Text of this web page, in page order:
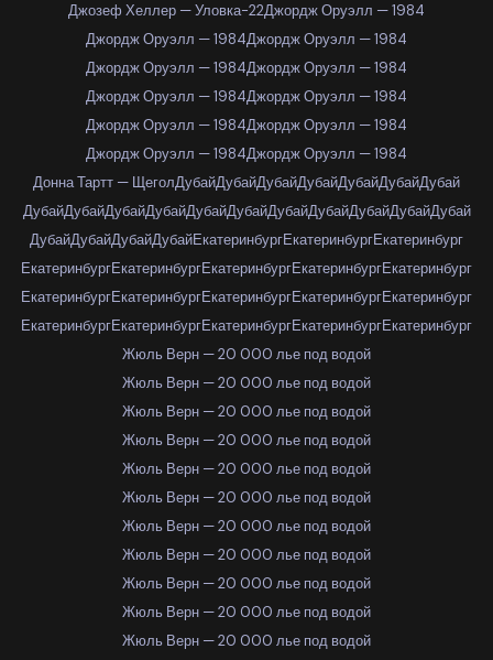
Джозеф Хеллер — Уловка-22Джордж Оруэлл — 1984
Джордж Оруэлл — 1984Джордж Оруэлл — 1984
Джордж Оруэлл — 1984Джордж Оруэлл — 1984
Джордж Оруэлл — 1984Джордж Оруэлл — 1984
Джордж Оруэлл — 1984Джордж Оруэлл — 1984
Джордж Оруэлл — 1984Джордж Оруэлл — 1984
Донна Тартт — ЩеголДубайДубайДубайДубайДубайДубайДубай
ДубайДубайДубайДубайДубайДубайДубайДубайДубайДубайДубай
ДубайДубайДубайДубайЕкатеринбургЕкатеринбургЕкатеринбург
ЕкатеринбургЕкатеринбургЕкатеринбургЕкатеринбургЕкатеринбург
ЕкатеринбургЕкатеринбургЕкатеринбургЕкатеринбургЕкатеринбург
ЕкатеринбургЕкатеринбургЕкатеринбургЕкатеринбургЕкатеринбург
Жюль Верн — 20 000 лье под водой
Жюль Верн — 20 000 лье под водой
Жюль Верн — 20 000 лье под водой
Жюль Верн — 20 000 лье под водой
Жюль Верн — 20 000 лье под водой
Жюль Верн — 20 000 лье под водой
Жюль Верн — 20 000 лье под водой
Жюль Верн — 20 000 лье под водой
Жюль Верн — 20 000 лье под водой
Жюль Верн — 20 000 лье под водой
Жюль Верн — 20 000 лье под водой